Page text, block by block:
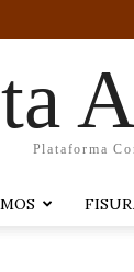
Plataforma